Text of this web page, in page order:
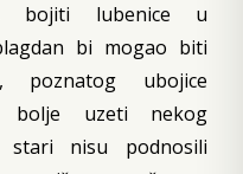
bojiti lubenice u
bi mogao biti
poznatog ubojice
bolje uzeti nekog
stari nisu podnosili